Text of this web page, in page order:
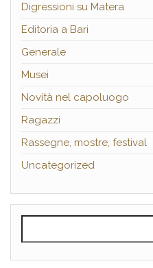
Digressioni su Matera
Editoria a Bari
Generale
Musei
Novità nel capoluogo
Ragazzi
Rassegne, mostre, festival
Uncategorized